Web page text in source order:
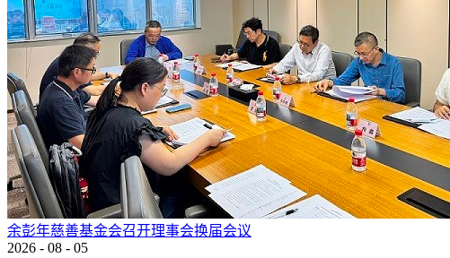
余彭年慈善基金会召开理事会换届会议
2026 - 08 - 05